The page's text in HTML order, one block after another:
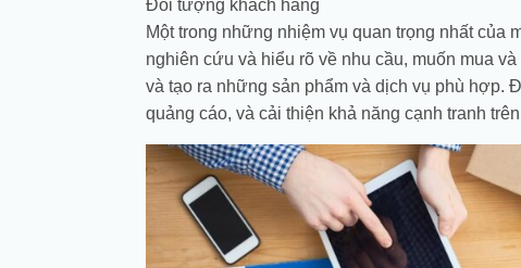
Đối tượng khách hàng
Một trong những nhiệm vụ quan trọng nhất của
nghiên cứu và hiểu rõ về nhu cầu, muốn mua
và tạo ra những sản phẩm và dịch vụ phù hợp.
quảng cáo, và cải thiện khả năng cạnh tranh